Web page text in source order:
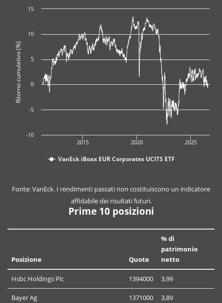
Ritorno cumulativo (%)
2015 2020 2025
-10
-5
0
5
10
15
VanEck iBoxx EUR Corporates UCITS ETF
Fonte: VanEck. I rendimenti passati non costituiscono un indicatore
affidabile dei risultati futuri.
Prime 10 posizioni
Posizione Quote
% di
patrimonio
netto
Hsbc Holdings Plc 1394000 3,99
Bayer Ag 1371000 3,89